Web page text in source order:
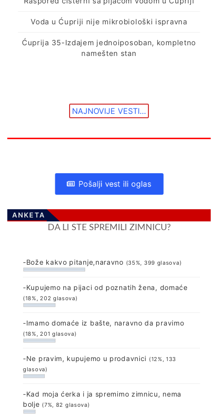
Voda u Ćupriji nije mikrobiološki ispravna
Ćuprija 35-Izdajem jednoiposoban, kompletno
namešten stan
NAJNOVIJE VESTI…
Pošalji vest ili oglas
ANKETA
DA LI STE SPREMILI ZIMNICU?
-Bože kakvo pitanje,naravno (35%, 399 glasova)
-Kupujemo na pijaci od poznatih žena, domaće
(18%, 202 glasova)
-Imamo domaće iz bašte, naravno da pravimo
(18%, 201 glasova)
-Ne pravim, kupujemo u prodavnici (12%, 133
glasova)
-Kad moja ćerka i ja spremimo zimnicu, nema
bolje (7%, 82 glasova)